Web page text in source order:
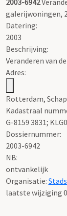
galerijwoningen,
Datering:
2003
Beschrijving:
Veranderen van
Adres:
Rotterdam,
Kadastraal
G-8159 3831;
Dossiernummer:
2003-6942
NB:
ontvankelijk
Organisatie:
laatste wijziging